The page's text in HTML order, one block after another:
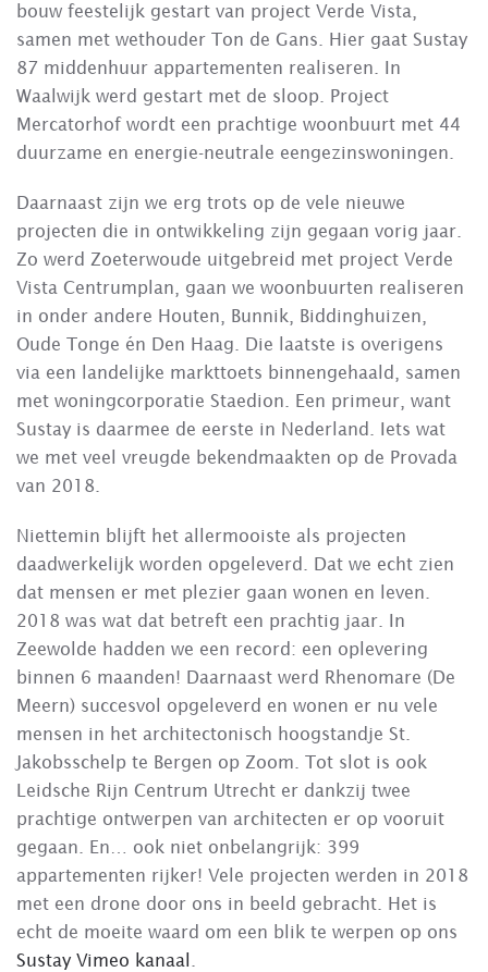
bouw feestelijk gestart van project Verde Vista,
samen met wethouder Ton de Gans. Hier gaat Sustay
87 middenhuur appartementen realiseren. In
Waalwijk werd gestart met de sloop. Project
Mercatorhof wordt een prachtige woonbuurt met 44
duurzame en energie-neutrale eengezinswoningen.
Daarnaast zijn we erg trots op de vele nieuwe
projecten die in ontwikkeling zijn gegaan vorig jaar.
Zo werd Zoeterwoude uitgebreid met project Verde
Vista Centrumplan, gaan we woonbuurten realiseren
in onder andere Houten, Bunnik, Biddinghuizen,
Oude Tonge én Den Haag. Die laatste is overigens
via een landelijke markttoets binnengehaald, samen
met woningcorporatie Staedion. Een primeur, want
Sustay is daarmee de eerste in Nederland. Iets wat
we met veel vreugde bekendmaakten op de Provada
van 2018.
Niettemin blijft het allermooiste als projecten
daadwerkelijk worden opgeleverd. Dat we echt zien
dat mensen er met plezier gaan wonen en leven.
2018 was wat dat betreft een prachtig jaar. In
Zeewolde hadden we een record: een oplevering
binnen 6 maanden! Daarnaast werd Rhenomare (De
Meern) succesvol opgeleverd en wonen er nu vele
mensen in het architectonisch hoogstandje St.
Jakobsschelp te Bergen op Zoom. Tot slot is ook
Leidsche Rijn Centrum Utrecht er dankzij twee
prachtige ontwerpen van architecten er op vooruit
gegaan. En… ook niet onbelangrijk: 399
appartementen rijker! Vele projecten werden in 2018
met een drone door ons in beeld gebracht. Het is
echt de moeite waard om een blik te werpen op ons
Sustay Vimeo kanaal